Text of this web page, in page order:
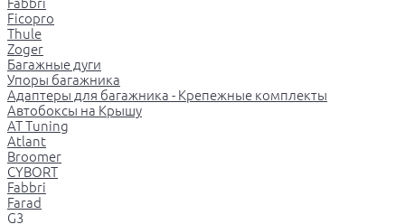
Fabbri
Ficopro
Thule
Zoger
Багажные дуги
Упоры багажника
Адаптеры для багажника - Крепежные комплекты
Автобоксы на Крышу
AT Tuning
Atlant
Broomer
CYBORT
Fabbri
Farad
G3